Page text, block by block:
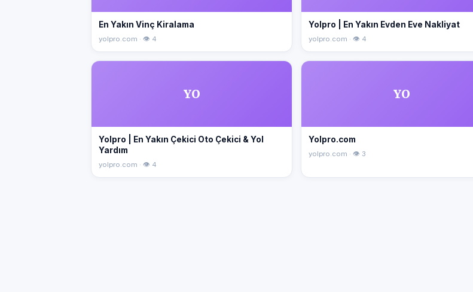
En Yakın Vinç Kiralama
yolpro.com · 👁 4
Yolpro | En Yakın Evden Eve Nakliyat
yolpro.com · 👁 4
YO
Yolpro | En Yakın Çekici Oto Çekici & Yol
Yardım
yolpro.com · 👁 4
YO
Yolpro.com
yolpro.com · 👁 3